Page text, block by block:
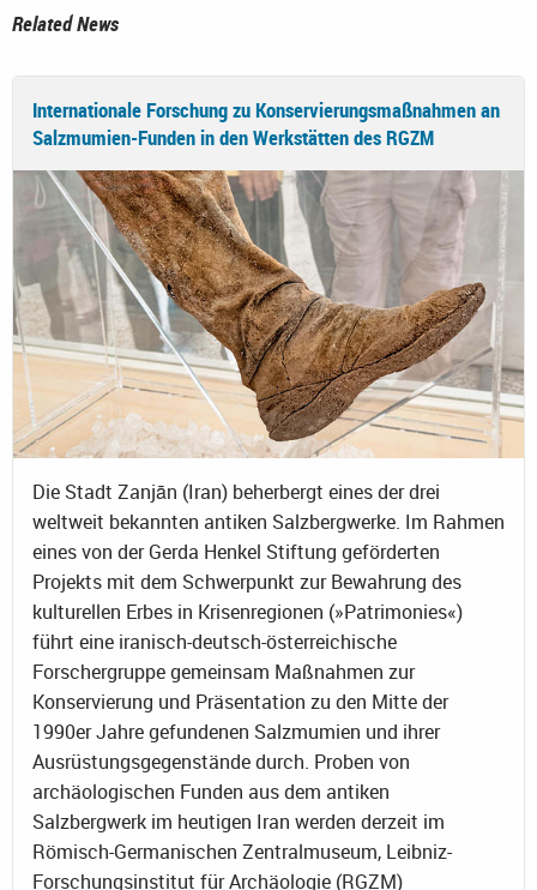
Related News
Internationale Forschung zu Konservierungsmaßnahmen an
Salzmumien-Funden in den Werkstätten des RGZM
Die Stadt Zanjān (Iran) beherbergt eines der drei
weltweit bekannten antiken Salzbergwerke. Im Rahmen
eines von der Gerda Henkel Stiftung geförderten
Projekts mit dem Schwerpunkt zur Bewahrung des
kulturellen Erbes in Krisenregionen (»Patrimonies«)
führt eine iranisch-deutsch-österreichische
Forschergruppe gemeinsam Maßnahmen zur
Konservierung und Präsentation zu den Mitte der
1990er Jahre gefundenen Salzmumien und ihrer
Ausrüstungsgegenstände durch. Proben von
archäologischen Funden aus dem antiken
Salzbergwerk im heutigen Iran werden derzeit im
Römisch-Germanischen Zentralmuseum, Leibniz-
Forschungsinstitut für Archäologie (RGZM)